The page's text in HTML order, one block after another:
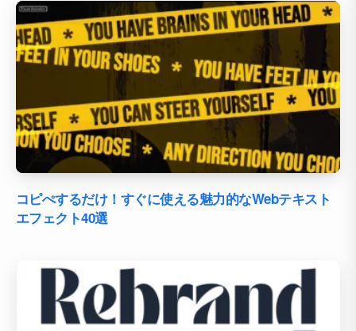
コピぺするだけ！すぐに使える魅力的なWebテキスト
エフェクト40選